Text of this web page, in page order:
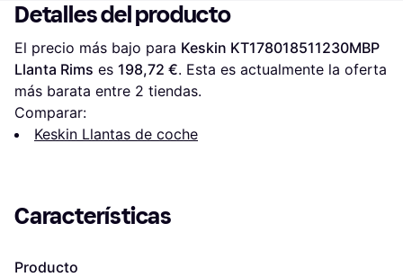
Detalles del producto
El precio más bajo para Keskin KT178018511230MBP
Llanta Rims es 198,72 €. Esta es actualmente la oferta
más barata entre 2 tiendas.
Comparar:
Keskin Llantas de coche
Características
Producto